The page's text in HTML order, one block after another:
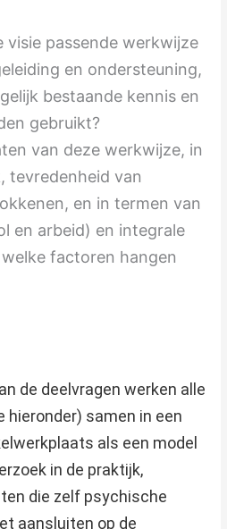
visie passende werkwijze
en ondersteuning,
bestaande kennis en
gebruikt?
van deze werkwijze, in
tevredenheid van
en in termen van
en arbeid) en integrale
factoren hangen
de deelvragen werken alle
hieronder) samen in een
als een model
in de praktijk,
die zelf psychische
aansluiten op de